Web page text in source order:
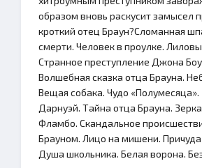
образом вновь раскусит замысел
кроткий отец Браун?Сломанная
смерти. Человек в проулке.
Странное преступление Джона
Волшебная сказка отца Брауна.
Вещая собака. Чудо «Полумесяца».
Дарнуэй. Тайна отца Брауна.
Фламбо. Скандальное
Брауном. Лицо на мишени.
Душа школьника. Белая ворона.